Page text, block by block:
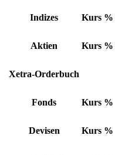
Indizes Kurs %
Aktien Kurs %
Xetra-Orderbuch
Fonds Kurs %
Devisen Kurs %